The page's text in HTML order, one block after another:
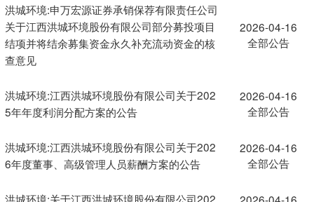
洪城环境:申万宏源证券承销保荐有限责任公司
关于江西洪城环境股份有限公司部分募投项目
结项并将结余募集资金永久补充流动资金的核
查意见
2026-04-16
全部公告
洪城环境:江西洪城环境股份有限公司关于202
5年年度利润分配方案的公告
2026-04-16
全部公告
洪城环境:江西洪城环境股份有限公司关于202
6年度董事、高级管理人员薪酬方案的公告
2026-04-16
全部公告
洪城环境:关于江西洪城环境股份有限公司202